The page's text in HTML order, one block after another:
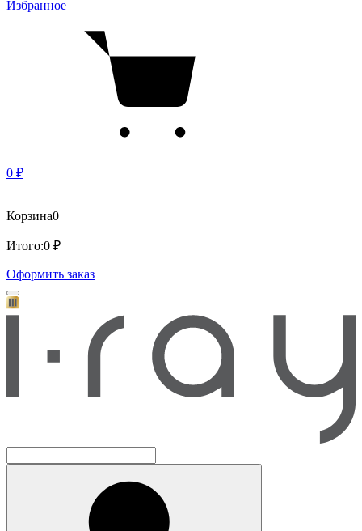
Избранное
0 ₽
Корзина0
Итого:0 ₽
Оформить заказ